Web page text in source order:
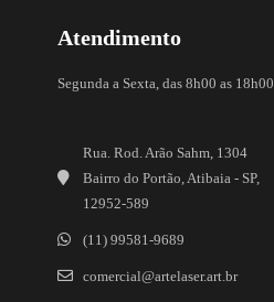
Atendimento
Segunda a Sexta, das 8h00 as 18h00.
Rua. Rod. Arão Sahm, 1304
Bairro do Portão, Atibaia - SP,
12952-589
(11) 99581-9689
comercial@artelaser.art.br